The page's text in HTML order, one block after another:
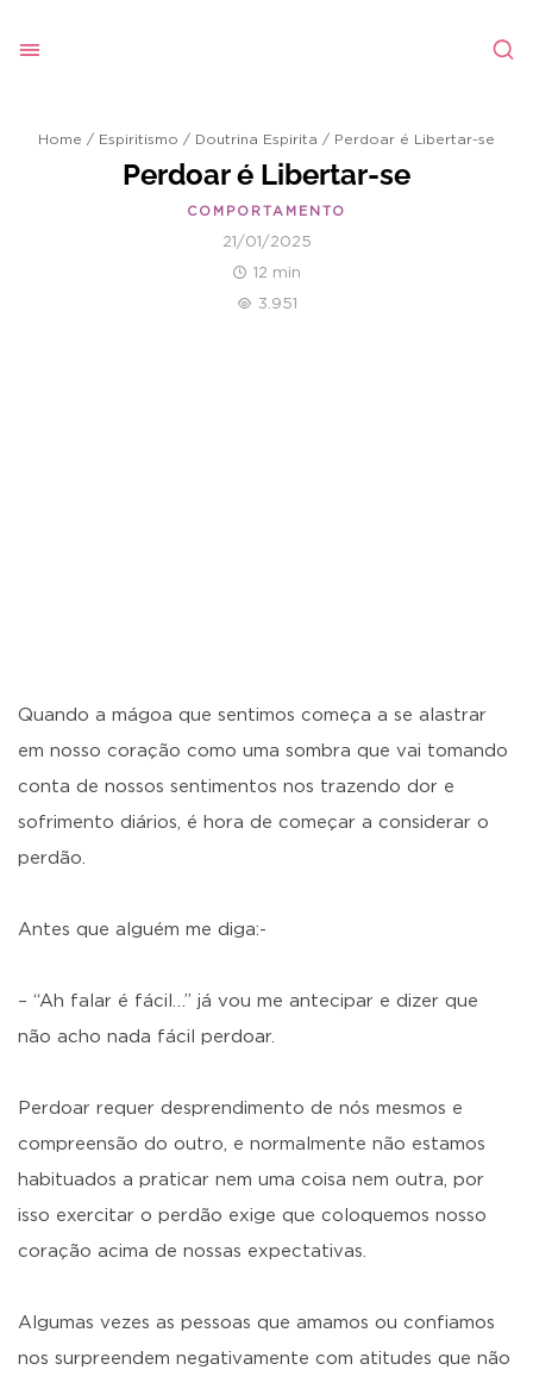
Home / Espiritismo / Doutrina Espirita / Perdoar é Libertar-se
Perdoar é Libertar-se
COMPORTAMENTO
21/01/2025
12 min
3.951
Quando a mágoa que sentimos começa a se alastrar
em nosso coração como uma sombra que vai tomando
conta de nossos sentimentos nos trazendo dor e
sofrimento diários, é hora de começar a considerar o
perdão.
Antes que alguém me diga:-
– “Ah falar é fácil…” já vou me antecipar e dizer que
não acho nada fácil perdoar.
Perdoar requer desprendimento de nós mesmos e
compreensão do outro, e normalmente não estamos
habituados a praticar nem uma coisa nem outra, por
isso exercitar o perdão exige que coloquemos nosso
coração acima de nossas expectativas.
Algumas vezes as pessoas que amamos ou confiamos
nos surpreendem negativamente com atitudes que não